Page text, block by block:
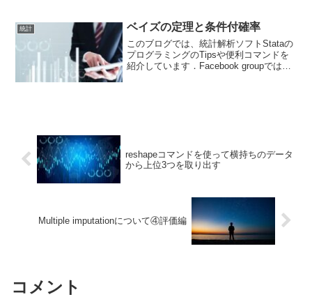
ることができます.特にたくさんのモデル
を試した際に、結果だけと...
統計 ベイズの定理と条件付確率
このブログでは、統計解析ソフトStataの
プログラミングのTipsや便利コマンドを
紹介しています．Facebook groupでは、
reshapeコマンドを使って横持ちのデータ
から上位3つを取り出す
Multiple imputationについて④評価編
コメント